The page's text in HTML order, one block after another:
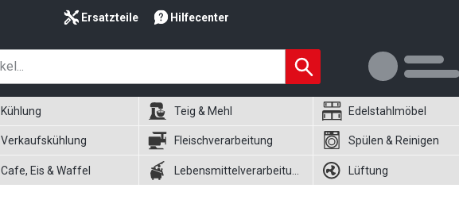
Ersatzteile Hilfecenter
Kühlung Teig & Mehl Edelstahlmöbel
Verkaufskühlung Fleischverarbeitung Spülen & Reinigen
Cafe, Eis & Waffel Lüftung